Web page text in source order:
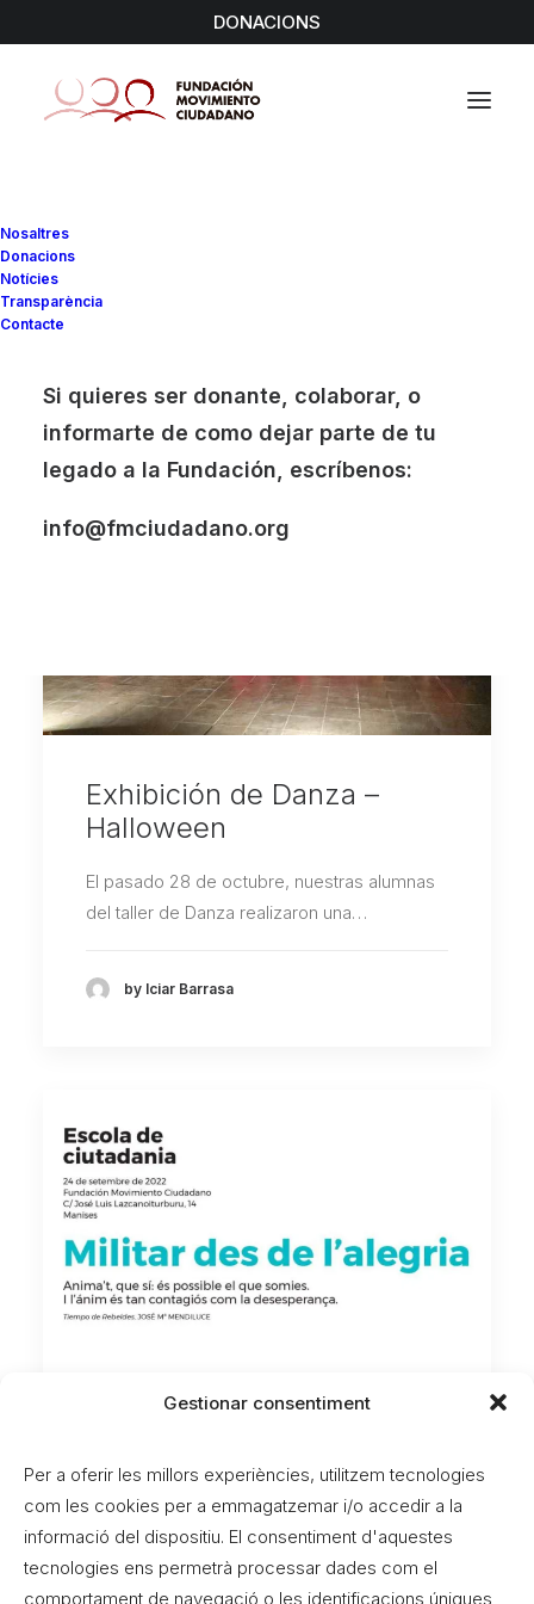
Gestionar consentiment
Per a oferir les millors experiències, utilitzem tecnologies
com les cookies per a emmagatzemar i/o accedir a la
informació del dispositiu. El consentiment d'aquestes
tecnologies ens permetrà processar dades com el
comportament de navegació o les identificacions úniques
DONACIONS
Nosaltres
Donacions
Notícies
Transparència
Contacte
Si quieres ser donante, colaborar, o
informarte de como dejar parte de tu
legado a la Fundación, escríbenos:
info@fmciudadano.org
Exhibición de Danza –
Halloween
El pasado 28 de octubre, nuestras alumnas
del taller de Danza realizaron una…
by Iciar Barrasa
Trobades Escola de
Entre las actividades realizadas, tuvimos el
placer de escuchar a Antonio…
by Iciar Barrasa